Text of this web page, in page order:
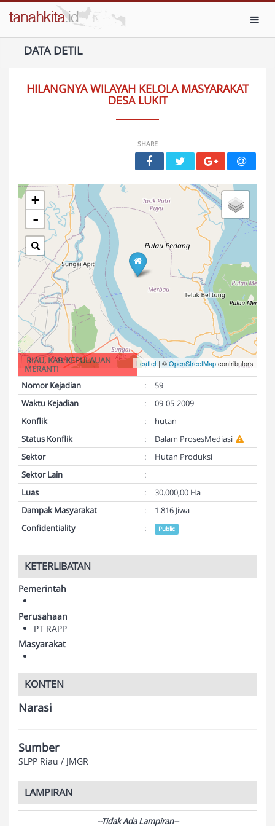
DATA DETIL
HILANGNYA WILAYAH KELOLA MASYARAKAT
DESA LUKIT
SHARE
+
-
Leaflet | ©OpenStreetMapcontributors
RIAU, KAB. KEPULAUAN
MERANTI
Nomor Kejadian
:
59
Waktu Kejadian
:
09-05-2009
Konflik
:
hutan
Status Konflik
:
Dalam ProsesMediasi
Sektor
:
Hutan Produksi
Sektor Lain
:
Luas
:
30.000,00 Ha
Dampak Masyarakat
:
1.816 Jiwa
Confidentiality
: Public
KETERLIBATAN
Pemerintah
Perusahaan
PT RAPP
Masyarakat
KONTEN
Narasi
Sumber
SLPP Riau / JMGR
LAMPIRAN
--Tidak Ada Lampiran--